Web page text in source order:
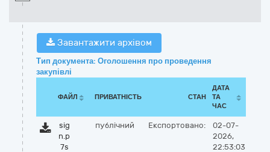
Завантажити архівом
Тип документа: Оголошення про проведення
закупівлі
ФАЙЛ ПРИВАТНІСТЬ СТАН
ДАТА
ТА
ЧАС
sig
n.p
7s
публічний Експортовано:
02-07-
2026,
22:53:03